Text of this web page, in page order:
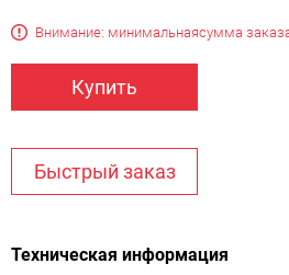
Внимание: минимальнаясумма
Купить
Быстрый заказ
Техническая информация